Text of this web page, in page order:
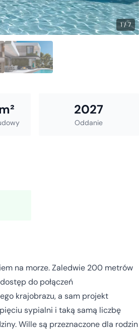
1 / 7
2027
Oddanie
na morze. Zaledwie 200 metrów
do połączeń
krajobrazu, a sam projekt
sypialni i taką samą liczbę
Wille są przeznaczone dla rodzin